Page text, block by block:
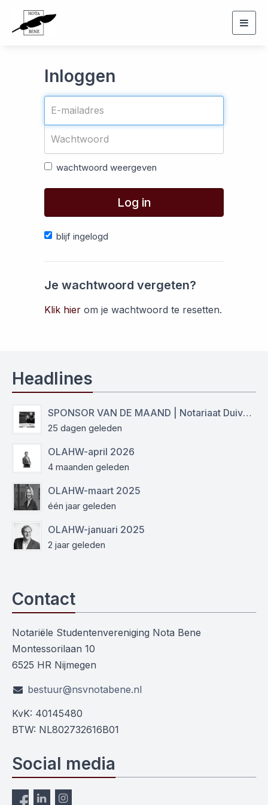
Inloggen
wachtwoord weergeven
Log in
blijf ingelogd
Je wachtwoord vergeten?
Klik hier om je wachtwoord te resetten.
Headlines
SPONSOR VAN DE MAAND | Notariaat Duiven Westervoort
25 dagen geleden
OLAHW-april 2026
4 maanden geleden
OLAHW-maart 2025
één jaar geleden
OLAHW-januari 2025
2 jaar geleden
Contact
Notariële Studentenvereniging Nota Bene
Montessorilaan 10
6525 HR Nijmegen
bestuur@nsvnotabene.nl
KvK: 40145480
BTW: NL802732616B01
Social media